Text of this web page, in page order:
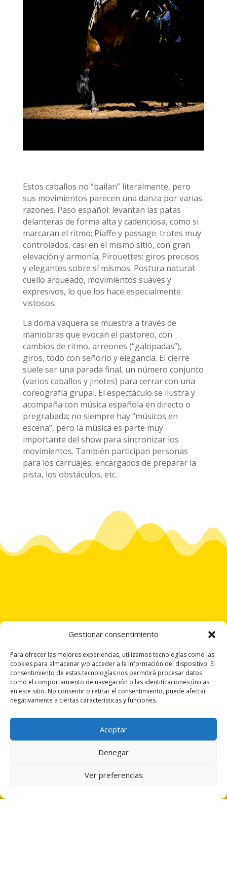
Gestionar consentimiento
Para ofrecer las mejores experiencias, utilizamos tecnologías como las
cookies para almacenar y/o acceder a la información del dispositivo. El
consentimiento de estas tecnologías nos permitirá procesar datos
como el comportamiento de navegación o las identificaciones únicas
en este sitio. No consentir o retirar el consentimiento, puede afectar
negativamente a ciertas características y funciones.
Aceptar
Denegar
Ver preferencias
Estos caballos no “bailan” literalmente, pero
sus movimientos parecen una danza por varias
razones. Paso español: levantan las patas
delanteras de forma alta y cadenciosa, como si
marcaran el ritmo; Piaffe y passage: trotes muy
controlados, casi en el mismo sitio, con gran
elevación y armonía; Pirouettes: giros precisos
y elegantes sobre sí mismos. Postura natural:
cuello arqueado, movimientos suaves y
expresivos, lo que los hace especialmente
vistosos.
La doma vaquera se muestra a través de
maniobras que evocan el pastoreo, con
cambios de ritmo, arreones (“galopadas”),
giros, todo con señorío y elegancia. El cierre
suele ser una parada final, un número conjunto
(varios caballos y jinetes) para cerrar con una
coreografía grupal. El espectáculo se ilustra y
acompaña con música española en directo o
pregrabada; no siempre hay “músicos en
escena”, pero la música es parte muy
importante del show para sincronizar los
movimientos. También participan personas
para los carruajes, encargados de preparar la
pista, los obstáculos, etc.
Todos los derechos reservados| Diseñado por Actual Design